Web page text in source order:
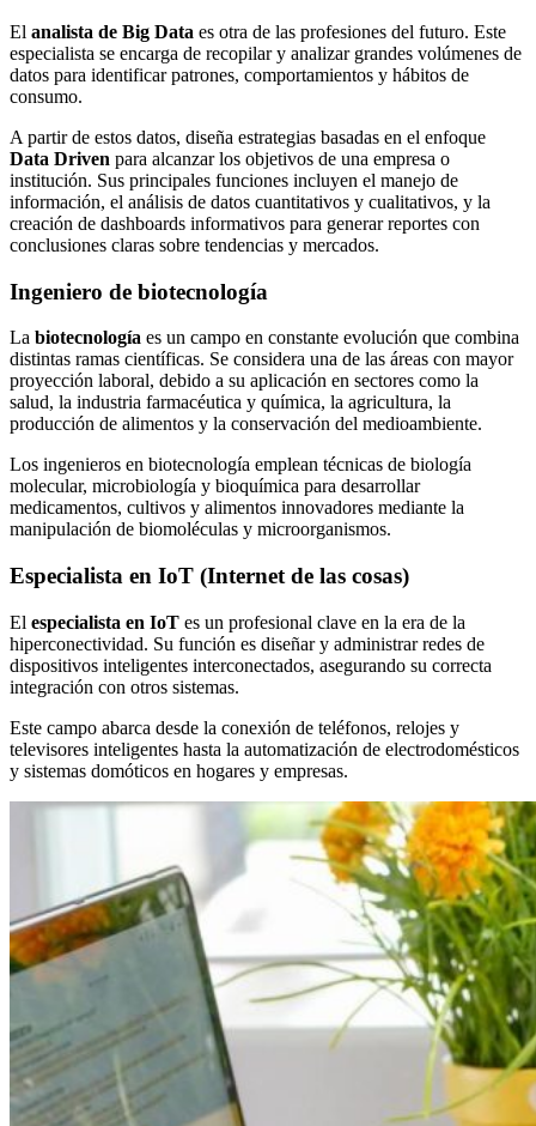
El analista de Big Data es otra de las profesiones del futuro. Este
especialista se encarga de recopilar y analizar grandes volúmenes de
datos para identificar patrones, comportamientos y hábitos de
consumo.
A partir de estos datos, diseña estrategias basadas en el enfoque
Data Driven para alcanzar los objetivos de una empresa o
institución. Sus principales funciones incluyen el manejo de
información, el análisis de datos cuantitativos y cualitativos, y la
creación de dashboards informativos para generar reportes con
conclusiones claras sobre tendencias y mercados.
Ingeniero de biotecnología
La biotecnología es un campo en constante evolución que combina
distintas ramas científicas. Se considera una de las áreas con mayor
proyección laboral, debido a su aplicación en sectores como la
salud, la industria farmacéutica y química, la agricultura, la
producción de alimentos y la conservación del medioambiente.
Los ingenieros en biotecnología emplean técnicas de biología
molecular, microbiología y bioquímica para desarrollar
medicamentos, cultivos y alimentos innovadores mediante la
manipulación de biomoléculas y microorganismos.
Especialista en IoT (Internet de las cosas)
El especialista en IoT es un profesional clave en la era de la
hiperconectividad. Su función es diseñar y administrar redes de
dispositivos inteligentes interconectados, asegurando su correcta
integración con otros sistemas.
Este campo abarca desde la conexión de teléfonos, relojes y
televisores inteligentes hasta la automatización de electrodomésticos
y sistemas domóticos en hogares y empresas.